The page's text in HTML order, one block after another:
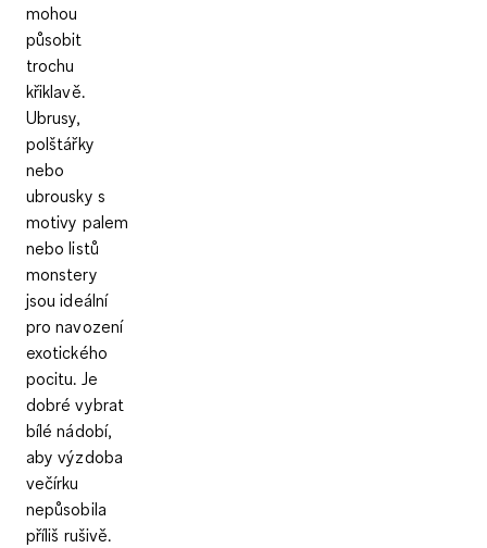
mohou
působit
trochu
křiklavě.
Ubrusy,
polštářky
nebo
ubrousky s
motivy palem
nebo listů
monstery
jsou ideální
pro navození
exotického
pocitu. Je
dobré vybrat
bílé nádobí,
aby výzdoba
večírku
nepůsobila
příliš rušivě.